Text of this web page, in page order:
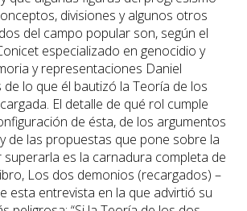
divisiones y algunos otros
del campo popular son, según el
especializado en genocidio y
y representaciones Daniel
de lo que él bautizó la Teoría de los
El detalle de qué rol cumple
de ésta, de los argumentos
de las propuestas que pone sobre la
es la carnadura completa de
Los dos demonios (recargados) –
esta entrevista en la que advirtió su